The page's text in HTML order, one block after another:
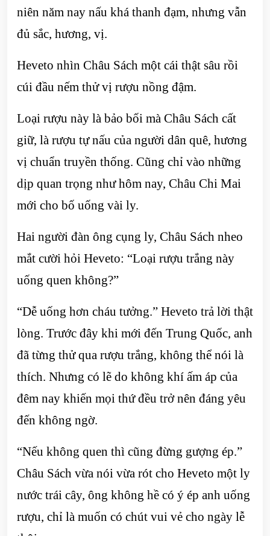
niên năm nay nấu khá thanh đạm, nhưng vẫn
đủ sắc, hương, vị.
Heveto nhìn Châu Sách một cái thật sâu rồi
cúi đầu nếm thử vị rượu nồng đậm.
Loại rượu này là bảo bối mà Châu Sách cất
giữ, là rượu tự nấu của người dân quê, hương
vị chuẩn truyền thống. Cũng chỉ vào những
dịp quan trọng như hôm nay, Châu Chi Mai
mới cho bố uống vài ly.
Hai người đàn ông cụng ly, Châu Sách nheo
mắt cười hỏi Heveto: “Loại rượu trắng này
uống quen không?”
“Dễ uống hơn cháu tưởng.” Heveto trả lời thật
lòng. Trước đây khi mới đến Trung Quốc, anh
đã từng thử qua rượu trắng, không thể nói là
thích. Nhưng có lẽ do không khí ấm áp của
đêm nay khiến mọi thứ đều trở nên đáng yêu
đến không ngờ.
“Nếu không quen thì cũng đừng gượng ép.”
Châu Sách vừa nói vừa rót cho Heveto một ly
nước trái cây, ông không hề có ý ép anh uống
rượu, chỉ là muốn có chút vui vẻ cho ngày lễ